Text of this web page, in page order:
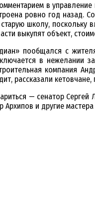
в
ровно год назад.
школу,
выкупят объект,
пообщался с
в нежелании
компания
рассказали
— сенатор Сергей
Архипов и другие